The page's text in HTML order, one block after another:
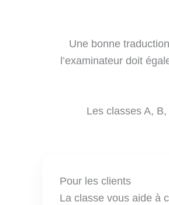
Une bonne
l’examinateur doit
Les classes A,
Pour les clients
La classe vous aide à